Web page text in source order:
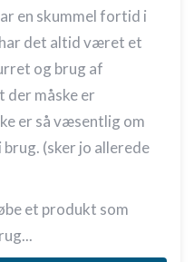
en skummel fortid i
har det altid været et
og brug af
der måske er
er så væsentlig om
(sker jo allerede
et produkt som